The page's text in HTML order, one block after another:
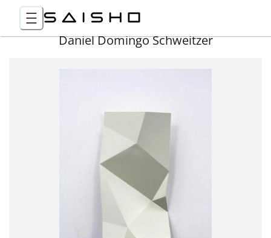
Daniel Domingo Schweitzer